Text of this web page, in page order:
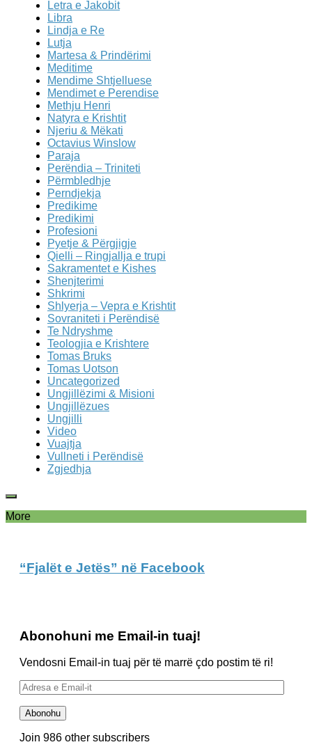
Letra e Jakobit
Libra
Lindja e Re
Lutja
Martesa & Prindërimi
Meditime
Mendime Shtjelluese
Mendimet e Perendise
Methju Henri
Natyra e Krishtit
Njeriu & Mëkati
Octavius Winslow
Paraja
Perëndia – Triniteti
Përmbledhje
Perndjekja
Predikime
Predikimi
Profesioni
Pyetje & Përgjigje
Qielli – Ringjallja e trupi
Sakramentet e Kishes
Shenjterimi
Shkrimi
Shlyerja – Vepra e Krishtit
Sovraniteti i Perëndisë
Te Ndryshme
Teologjia e Krishtere
Tomas Bruks
Tomas Uotson
Uncategorized
Ungjillëzimi & Misioni
Ungjillëzues
Ungjilli
Video
Vuajtja
Vullneti i Perëndisë
Zgjedhja
More
“Fjalët e Jetës” në Facebook
Abonohuni me Email-in tuaj!
Vendosni Email-in tuaj për të marrë çdo postim të ri!
Adresa
e
Email-
it
Abonohu
Join 986 other subscribers